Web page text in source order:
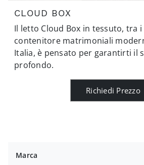
CLOUD BOX
Il letto Cloud Box in tessuto, tra
contenitore matrimoniali
Italia, è pensato per garantirti il
profondo.
Richiedi Prezzo
Marca